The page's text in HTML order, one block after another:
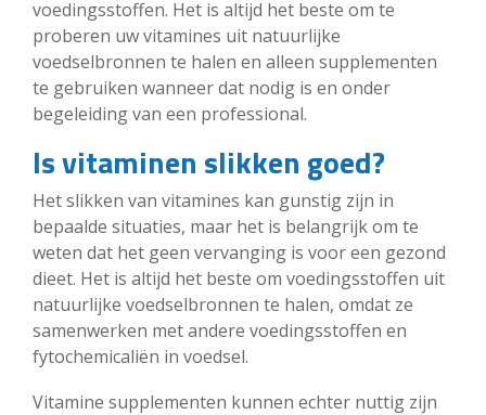
voedingsstoffen. Het is altijd het beste om te
proberen uw vitamines uit natuurlijke
voedselbronnen te halen en alleen supplementen
te gebruiken wanneer dat nodig is en onder
begeleiding van een professional.
Is vitaminen slikken goed?
Het slikken van vitamines kan gunstig zijn in
bepaalde situaties, maar het is belangrijk om te
weten dat het geen vervanging is voor een gezond
dieet. Het is altijd het beste om voedingsstoffen uit
natuurlijke voedselbronnen te halen, omdat ze
samenwerken met andere voedingsstoffen en
fytochemicaliën in voedsel.
Vitamine supplementen kunnen echter nuttig zijn